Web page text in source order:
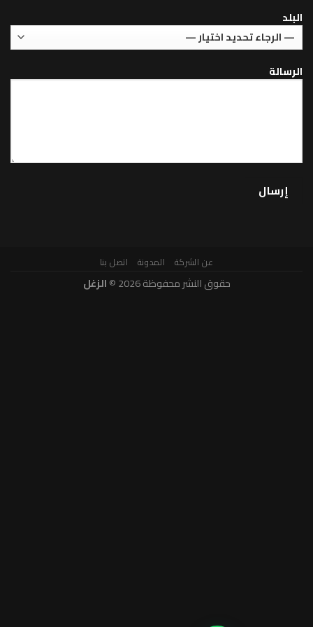
المدونة اتصل بنا
حقوق النشر محفوظة 2026 © الزغل